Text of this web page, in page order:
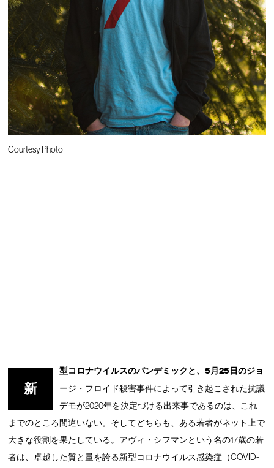
Courtesy Photo
新
型コロナウイルスのパンデミックと、5月25日のジョ
ージ・フロイド殺害事件によって引き起こされた抗議
デモが2020年を決定づける出来事であるのは、これ
までのところ間違いない。そしてどちらも、ある若者がネット上で
大きな役割を果たしている。アヴィ・シフマンという名の17歳の若
者は、卓越した質と量を誇る新型コロナウイルス感染症（COVID-